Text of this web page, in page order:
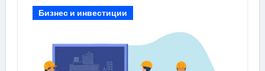
Бизнес и инвестиции